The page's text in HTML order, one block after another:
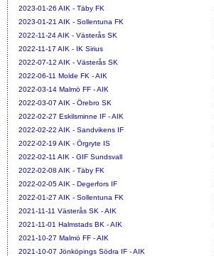
2023-01-26 AIK - Täby FK
2023-01-21 AIK - Sollentuna FK
2022-11-24AIK - Västerås SK
2022-11-17 AIK - IK Sirius
2022-07-12 AIK - Västerås SK
2022-06-11 Molde FK - AIK
2022-03-14 Malmö FF - AIK
2022-03-07 AIK - Örebro SK
2022-02-27 Eskilsminne IF - AIK
2022-02-22 AIK - Sandvikens IF
2022-02-19 AIK - Örgryte IS
2022-02-11 AIK - GIF Sundsvall
2022-02-08 AIK - Täby FK
2022-02-05AIK - Degerfors IF
2022-01-27 AIK - Sollentuna FK
2021-11-11 Västerås SK - AIK
2021-11-01 Halmstads BK - AIK
2021-10-27 Malmö FF - AIK
2021-10-07 Jönköpings Södra IF - AIK